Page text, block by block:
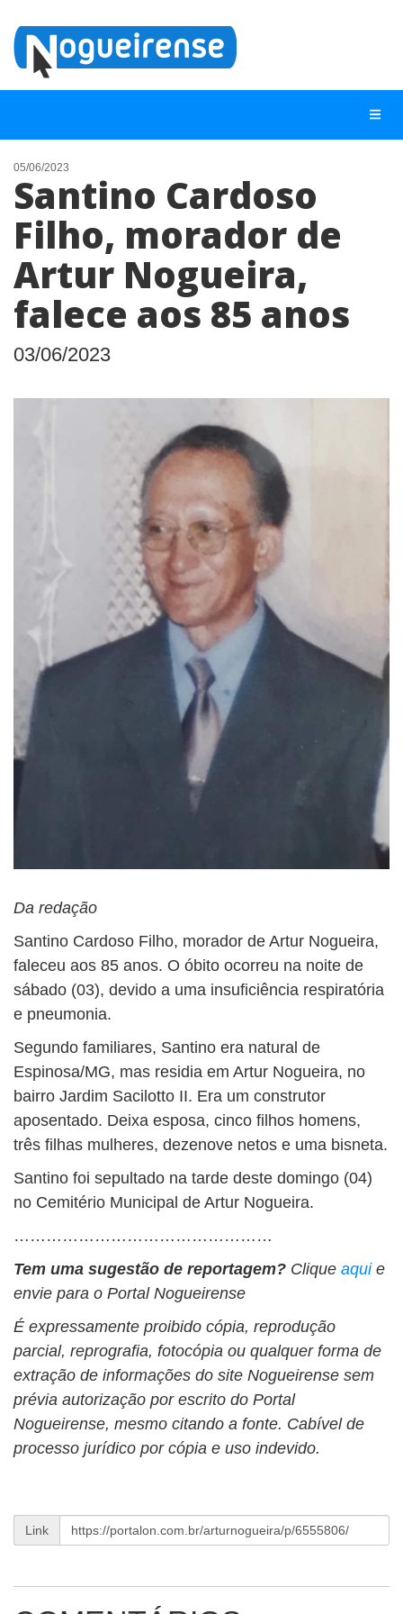
NOTÍCIAS
LISTA DIGITAL
TELEFONES ÚTEIS
CONTATO
ANUNCIE
05/06/2023
Santino Cardoso
Filho, morador de
Artur Nogueira,
falece aos 85 anos
03/06/2023
Da redação
Santino Cardoso Filho, morador de Artur Nogueira,
faleceu aos 85 anos. O óbito ocorreu na noite de
sábado (03), devido a uma insuficiência respiratória
e pneumonia.
Segundo familiares, Santino era natural de
Espinosa/MG, mas residia em Artur Nogueira, no
bairro Jardim Sacilotto II. Era um construtor
aposentado. Deixa esposa, cinco filhos homens,
três filhas mulheres, dezenove netos e uma bisneta.
Santino foi sepultado na tarde deste domingo (04)
no Cemitério Municipal de Artur Nogueira.
…………………………………………
Tem uma sugestão de reportagem? Clique aqui e
envie para o Portal Nogueirense
É expressamente proibido cópia, reprodução
parcial, reprografia, fotocópia ou qualquer forma de
extração de informações do site Nogueirense sem
prévia autorização por escrito do Portal
Nogueirense, mesmo citando a fonte. Cabível de
processo jurídico por cópia e uso indevido.
Link